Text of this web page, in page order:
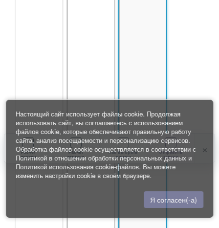
Расчет
плитки
Расчет
затирки
Как выбрать
плитку
Отправить
запрос
×
Настоящий сайт использует файлы cookie. Продолжая
использовать сайт, вы соглашаетесь с использованием
файлов cookie, которые обеспечивают правильную работу
сайта, анализ посещаемости и персонализацию сервисов.
Обработка файлов cookie осуществляется в соответствии с
Политикой в отношении обработки персональных данных и
Политикой использования cookie-файлов. Вы можете
изменить настройки cookie в своём браузере.
Я согласен(-а)